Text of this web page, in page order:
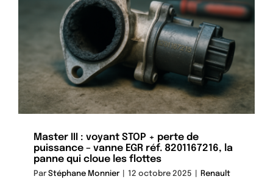
Master III : voyant STOP + perte de
puissance – vanne EGR réf. 8201167216, la
panne qui cloue les flottes
ParStéphane Monnier 12 octobre 2025 Renault